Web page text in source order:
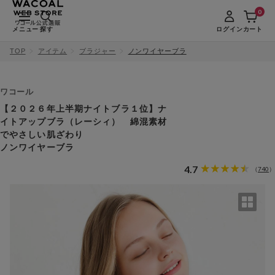
メニュー 探す ログインカート
0
TOP アイテム ブラジャー ノンワイヤーブラ
ワコール
【２０２６年上半期ナイトブラ１位】ナ
イトアップブラ（レーシィ） 綿混素材
でやさしい肌ざわり
ノンワイヤーブラ
4.7 （740 ）